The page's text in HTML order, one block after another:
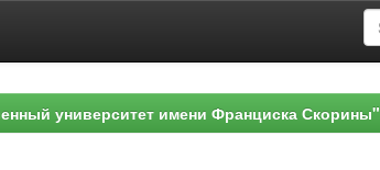
университет имени Франциска Скорины"